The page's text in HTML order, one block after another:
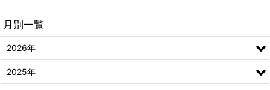
月別一覧
2026年
2025年